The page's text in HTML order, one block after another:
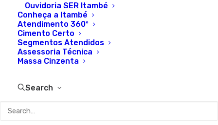
Ouvidoria SER Itambé
Conheça a Itambé
Atendimento 360º
Cimento Certo
Segmentos Atendidos
Assessoria Técnica
Massa Cinzenta
Search
A fábrica da Cimento Itambé está localizada
no município de Balsa Nova, a 32 km de
Curitiba. Numa área total de 2,5 milhões de